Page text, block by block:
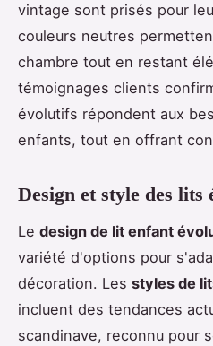
vintage sont prisés pour
couleurs neutres
chambre tout en restant
témoignages clients
évolutifs répondent aux
enfants, tout en offrant
Design et style des lits
Le design de lit enfant
variété d'options pour
décoration. Les styles de
incluent des tendances
scandinave, reconnu pour